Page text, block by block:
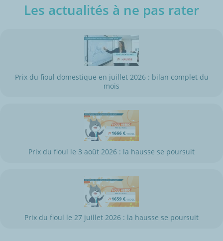
Les actualités à ne pas rater
Prix du fioul domestique en juillet 2026 : bilan complet du
mois
Prix du fioul le 3 août 2026 : la hausse se poursuit
Prix du fioul le 27 juillet 2026 : la hausse se poursuit